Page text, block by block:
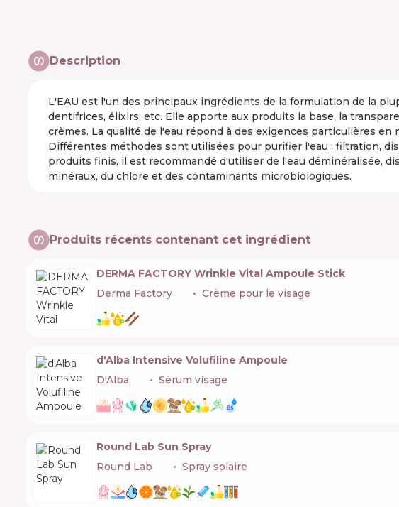
Description
L'EAU est l'un des principaux ingrédients de la formulation de la
dentifrices, élixirs, etc. Elle apporte aux produits la base, la
crèmes. La qualité de l'eau répond à des exigences particulières
Différentes méthodes sont utilisées pour purifier l'eau : filtration,
produits finis, il est recommandé d'utiliser de l'eau déminéralisée,
minéraux, du chlore et des contaminants microbiologiques.
Produits récents contenant cet ingrédient
DERMA FACTORY Wrinkle Vital Ampoule Stick
Derma Factory
Crème pour le visage
d'Alba Intensive Volufiline Ampoule
D'Alba
Sérum visage
Round Lab Sun Spray
Round Lab
Spray solaire